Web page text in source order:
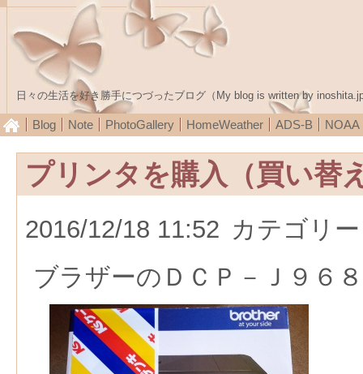
日々の生活を好き勝手につづったブログ（My blog is written by
Blog Note PhotoGallery HomeWeather ADS-B NOAA
プリンタを購入（買い替
2016/12/18 11:52 カテゴリ
ブラザーのＤＣＰ－Ｊ９６